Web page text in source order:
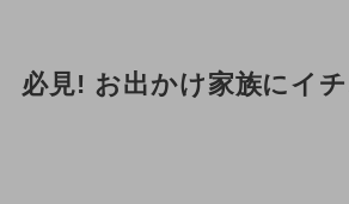
必見! お出かけ家族にイ